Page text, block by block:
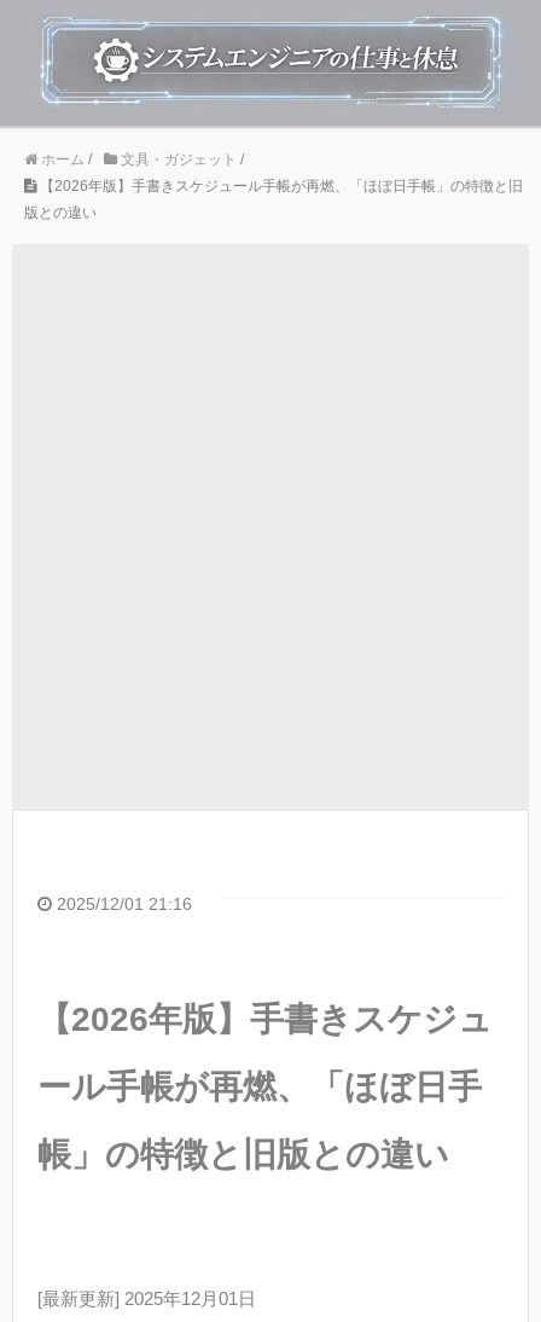
ホーム / 文具・ガジェット /
【2026年版】手書きスケジュール手帳が再燃、「ほぼ日手帳」の特徴と旧
版との違い
2025/12/01 21:16
【2026年版】手書きスケジュ
ール手帳が再燃、「ほぼ日手
帳」の特徴と旧版との違い
[最新更新] 2025年12月01日